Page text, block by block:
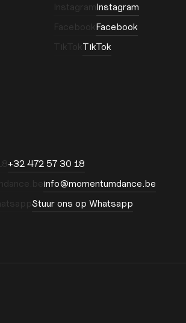
InstagramInstagram
Facebook Facebook
TikTok TikTok
‭+32 472 57 30 18‬
info@momentumdance.be
Stuur ons op Whatsapp